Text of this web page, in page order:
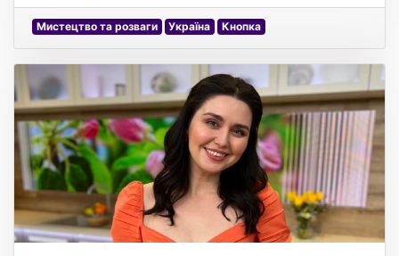
Мистецтво та розваги Україна Кнопка